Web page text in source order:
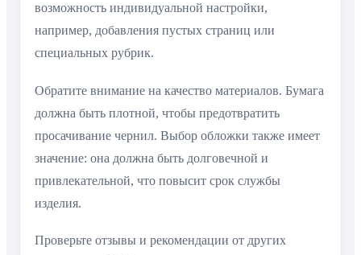
возможность индивидуальной настройки,
например, добавления пустых страниц или
специальных рубрик.
Обратите внимание на качество материалов. Бумага
должна быть плотной, чтобы предотвратить
просачивание чернил. Выбор обложки также имеет
значение: она должна быть долговечной и
привлекательной, что повысит срок службы
изделия.
Проверьте отзывы и рекомендации от других